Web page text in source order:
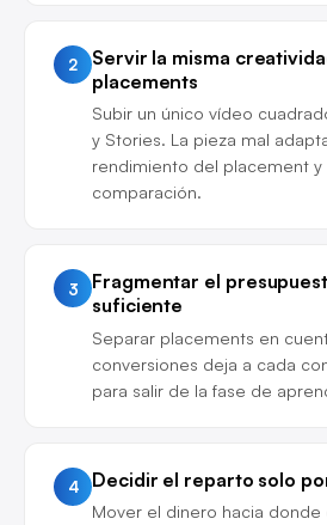
2
Servir la misma
placements
Subir un único vídeo
y Stories. La pieza mal
rendimiento del placement y
comparación.
3
Fragmentar el
suficiente
Separar placements en
conversiones deja a cada
para salir de la fase de
4 Decidir el reparto solo
Mover el dinero hacia donde